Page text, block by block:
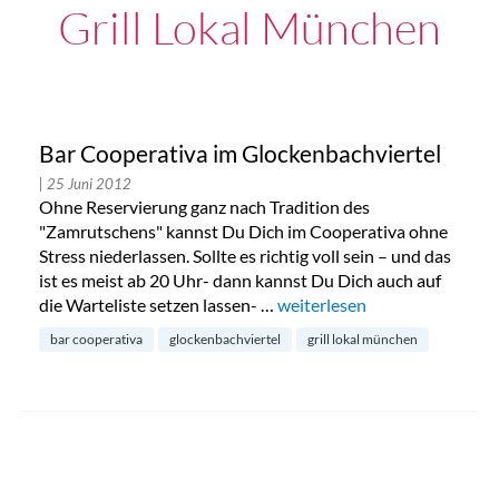
Grill Lokal München
Bar Cooperativa im Glockenbachviertel
| 25 Juni 2012
Ohne Reservierung ganz nach Tradition des
"Zamrutschens" kannst Du Dich im Cooperativa ohne
Stress niederlassen. Sollte es richtig voll sein – und das
ist es meist ab 20 Uhr- dann kannst Du Dich auch auf
die Warteliste setzen lassen- … „Bar Cooperativa im
weiterlesen
bar cooperativa glockenbachviertel grill lokal münchen